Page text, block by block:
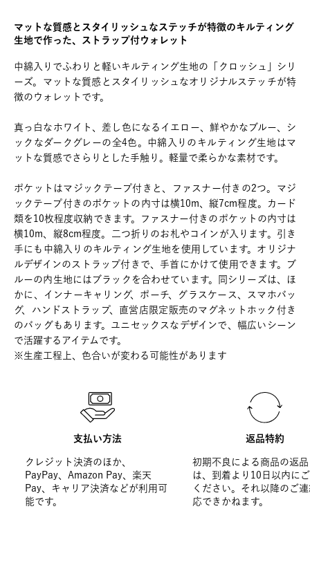
マットな質感とスタイリッシュなステッチが特徴のキルティング
生地で作った、ストラップ付ウォレット
中綿入りでふわりと軽いキルティング生地の「クロッシュ」シリ
ーズ。マットな質感とスタイリッシュなオリジナルステッチが特
徴のウォレットです。
真っ白なホワイト、差し色になるイエロー、鮮やかなブルー、シ
ックなダークグレーの全4色。中綿入りのキルティング生地はマ
ットな質感でさらりとした手触り。軽量で柔らかな素材です。
ポケットはマジックテープ付きと、ファスナー付きの2つ。マジ
ックテープ付きのポケットの内寸は横10m、縦7cm程度。カード
類を10枚程度収納できます。ファスナー付きのポケットの内寸は
横10m、縦8cm程度。二つ折りのお札やコインが入ります。引き
手にも中綿入りのキルティング生地を使用しています。オリジナ
ルデザインのストラップ付きで、手首にかけて使用できます。ブ
ルーの内生地にはブラックを合わせています。同シリーズは、ほ
かに、インナーキャリング、ポーチ、グラスケース、スマホバッ
グ、ハンドストラップ、直営店限定販売のマグネットホック付き
のバッグもあります。ユニセックスなデザインで、幅広いシーン
で活躍するアイテムです。
※生産工程上、色合いが変わる可能性があります
支払い方法
クレジット決済のほか、
PayPay、Amazon Pay、楽天
Pay、キャリア決済などが利用可
能です。
返品特約
初期不良による商品の返
は、到着より10日以内に
ください。それ以降のご
応できかねます。